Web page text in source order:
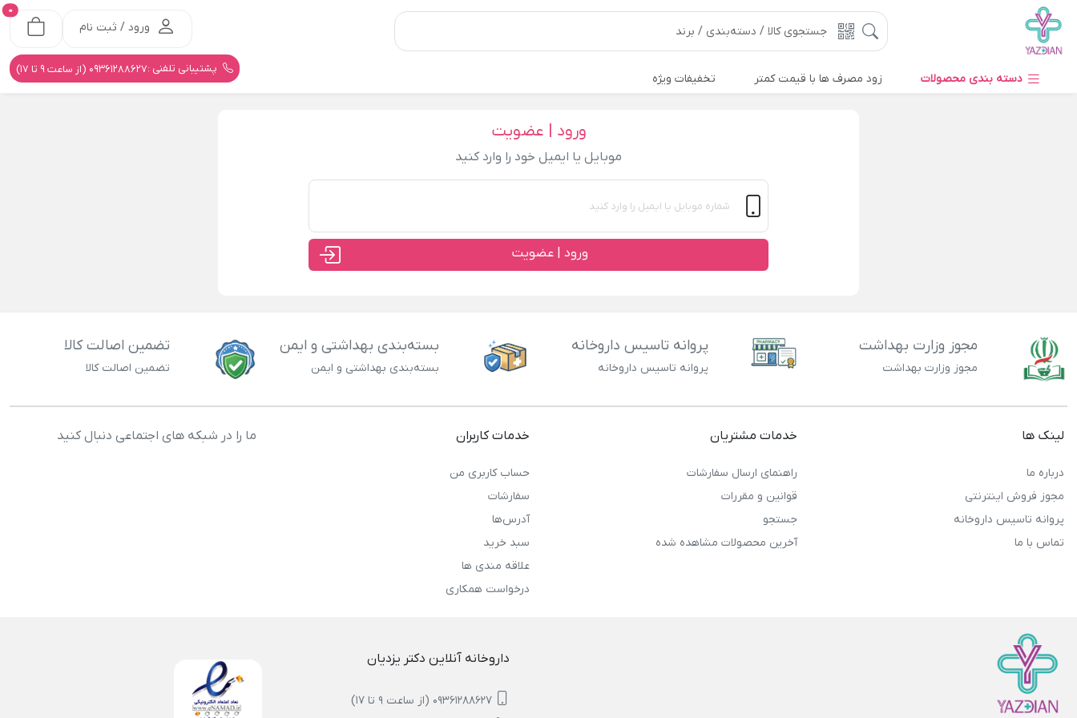
ورود / ثبت نام
0
پشتیبانی تلفنی :09361288627 (از ساعت 9 تا 17)
دسته بندی محصولات زود مصرف ها با قیمت کمتر تخفیفات ویژه
ورود | عضویت
موبایل یا ایمیل خود را وارد کنید
ورود | عضویت
مجوز وزارت بهداشت
مجوز وزارت بهداشت
پروانه تاسیس داروخانه
پروانه تاسیس داروخانه
بسته‌بندی بهداشتی و ایمن
بسته‌بندی بهداشتی و ایمن
تضمین اصالت کالا
تضمین اصالت کالا
لینک ها
درباره ما
مجوز فروش اینترنتی
پروانه تاسیس داروخانه
تماس با ما
خدمات مشتریان
راهنمای ارسال سفارشات
قوانین و مقررات
جستجو
آخرین محصولات مشاهده شده
خدمات کاربران
حساب کاربری من
سفارشات
آدرس‌ها
سبد خرید
علاقه مندی ها
درخواست همکاری
ما را در شبکه های اجتماعی دنبال کنید
داروخانه آنلاین دکتر یزدیان
09361288627 (از ساعت 9 تا 17)